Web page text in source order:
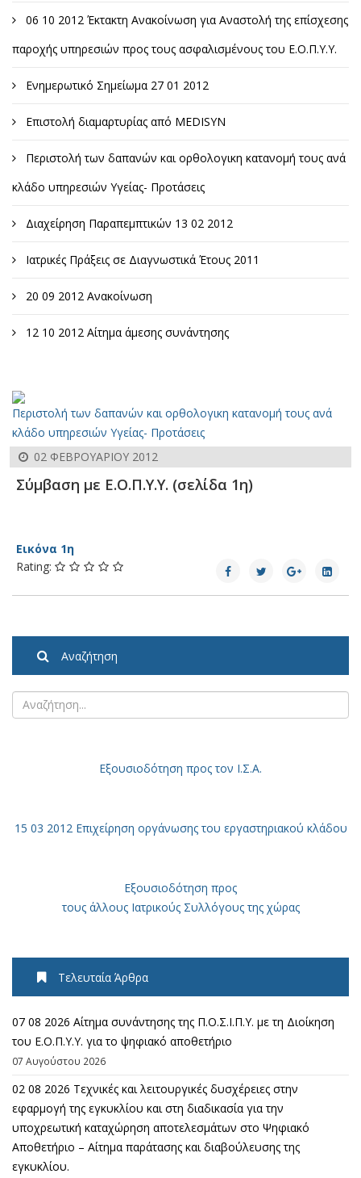
06 10 2012 Έκτακτη Ανακοίνωση για Αναστολή της επίσχεσης
παροχής υπηρεσιών προς τους ασφαλισμένους του Ε.Ο.Π.Υ.Υ.
Ενημερωτικό Σημείωμα 27 01 2012
Επιστολή διαμαρτυρίας από MEDISYN
Περιστολή των δαπανών και ορθολογικη κατανομή τους ανά
κλάδο υπηρεσιών Υγείας- Προτάσεις
Διαχείρηση Παραπεμπτικών 13 02 2012
Ιατρικές Πράξεις σε Διαγνωστικά Έτους 2011
20 09 2012 Ανακοίνωση
12 10 2012 Αίτημα άμεσης συνάντησης
Περιστολή των δαπανών και ορθολογικη κατανομή τους ανά
κλάδο υπηρεσιών Υγείας- Προτάσεις
02 ΦΕΒΡΟΥΑΡΊΟΥ 2012
Σύμβαση με Ε.Ο.Π.Υ.Υ. (σελίδα 1η)
Εικόνα 1η
Rating:
Αναζήτηση
Εξουσιοδότηση προς τον Ι.Σ.Α.
15 03 2012 Επιχείρηση οργάνωσης του εργαστηριακού κλάδου
Εξουσιοδότηση προς
τους άλλους Ιατρικούς Συλλόγους της χώρας
Τελευταία Άρθρα
07 08 2026 Αίτημα συνάντησης της Π.Ο.Σ.Ι.Π.Υ. με τη Διοίκηση
του Ε.Ο.Π.Υ.Υ. για το ψηφιακό αποθετήριο
07 Αυγούστου 2026
02 08 2026 Τεχνικές και λειτουργικές δυσχέρειες στην
εφαρμογή της εγκυκλίου και στη διαδικασία για την
υποχρεωτική καταχώρηση αποτελεσμάτων στο Ψηφιακό
Αποθετήριο – Αίτημα παράτασης και διαβούλευσης της
εγκυκλίου.